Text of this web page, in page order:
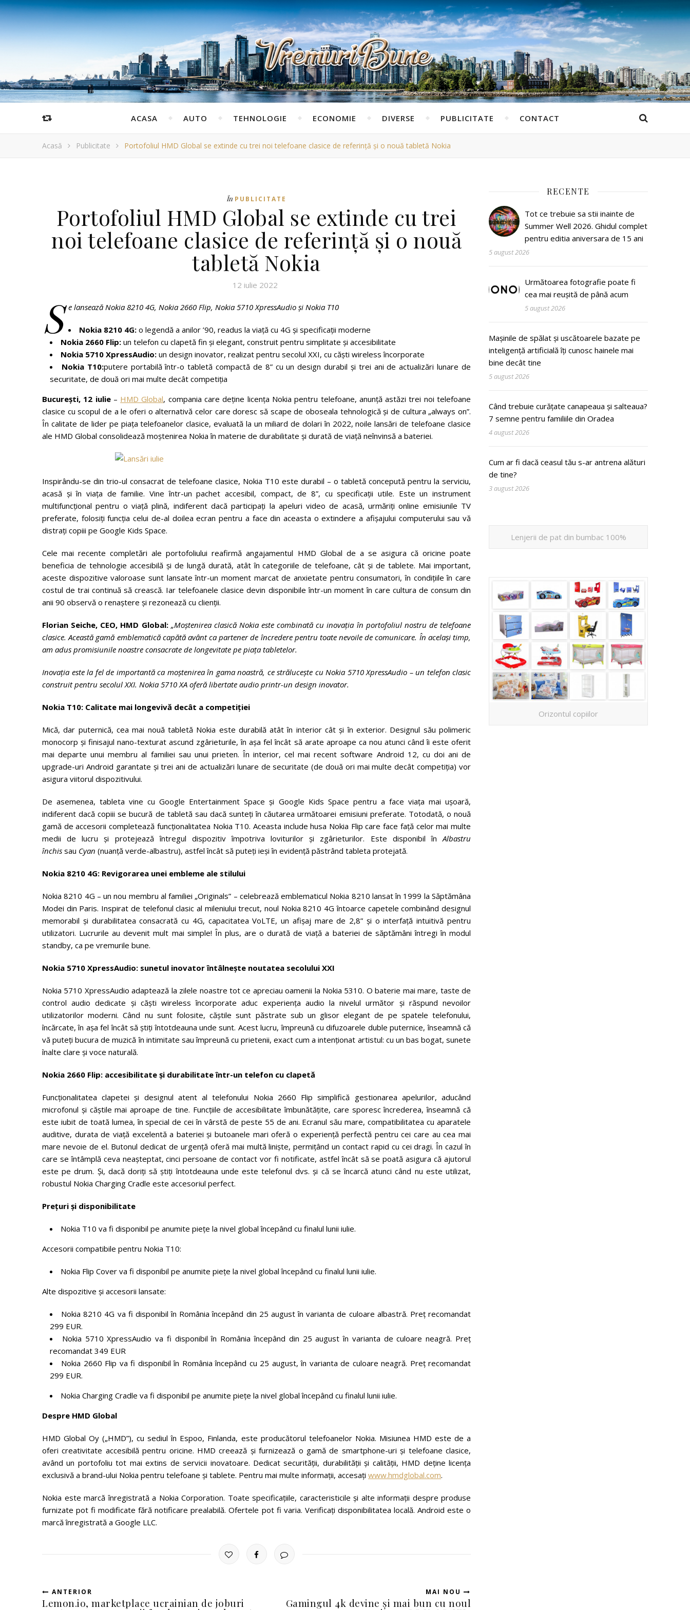
ACASA AUTO TEHNOLOGIE ECONOMIE DIVERSE PUBLICITATE CONTACT
Acasă Publicitate Portofoliul HMD Global se extinde cu trei noi telefoane clasice de referință și o nouă tabletă Nokia
În PUBLICITATE
Portofoliul HMD Global se extinde cu trei
noi telefoane clasice de referință și o nouă
tabletă Nokia
12 iulie 2022
S e lansează Nokia 8210 4G, Nokia 2660 Flip, Nokia 5710 XpressAudio și Nokia T10
Nokia 8210 4G: o legendă a anilor ’90, readus la viață cu 4G și specificații moderne
Nokia 2660 Flip: un telefon cu clapetă fin și elegant, construit pentru simplitate și accesibilitate
Nokia 5710 XpressAudio: un design inovator, realizat pentru secolul XXI, cu căști wireless încorporate
Nokia T10:putere portabilă într-o tabletă compactă de 8” cu un design durabil și trei ani de actualizări lunare de
securitate, de două ori mai multe decât competiția
București, 12 iulie– HMD Global, compania care deține licența Nokia pentru telefoane, anunță astăzi trei noi telefoane
clasice cu scopul de a le oferi o alternativă celor care doresc să scape de oboseala tehnologică și de cultura „always on”.
În calitate de lider pe piața telefoanelor clasice, evaluată la un miliard de dolari în 2022, noile lansări de telefoane clasice
ale HMD Global consolidează moștenirea Nokia în materie de durabilitate și durată de viață neînvinsă a bateriei.
Inspirându-se din trio-ul consacrat de telefoane clasice, Nokia T10 este durabil – o tabletă concepută pentru la serviciu,
acasă și în viața de familie. Vine într-un pachet accesibil, compact, de 8”, cu specificații utile. Este un instrument
multifuncțional pentru o viață plină, indiferent dacă participați la apeluri video de acasă, urmăriți online emisiunile TV
preferate, folosiți funcția celui de-al doilea ecran pentru a face din aceasta o extindere a afișajului computerului sau vă
distrați copiii pe Google Kids Space.
Cele mai recente completări ale portofoliului reafirmă angajamentul HMD Global de a se asigura că oricine poate
beneficia de tehnologie accesibilă și de lungă durată, atât în categoriile de telefoane, cât și de tablete. Mai important,
aceste dispozitive valoroase sunt lansate într-un moment marcat de anxietate pentru consumatori, în condițiile în care
costul de trai continuă să crească. Iar telefoanele clasice devin disponibile într-un moment în care cultura de consum din
anii 90 observă o renaștere și rezonează cu clienții.
Florian Seiche, CEO, HMD Global: „Moștenirea clasică Nokia este combinată cu inovația în portofoliul nostru de telefoane
clasice. Această gamă emblematică capătă avânt ca partener de încredere pentru toate nevoile de comunicare. În același timp,
am adus promisiunile noastre consacrate de longevitate pe piața tabletelor.
Inovația este la fel de importantă ca moștenirea în gama noastră, ce strălucește cu Nokia 5710 XpressAudio – un telefon clasic
construit pentru secolul XXI. Nokia 5710 XA oferă libertate audio printr-un design inovator.
Nokia T10: Calitate mai longevivă decât a competiției
Mică, dar puternică, cea mai nouă tabletă Nokia este durabilă atât în interior cât și în exterior. Designul său polimeric
monocorp și finisajul nano-texturat ascund zgârieturile, în așa fel încât să arate aproape ca nou atunci când îi este oferit
mai departe unui membru al familiei sau unui prieten. În interior, cel mai recent software Android 12, cu doi ani de
upgrade-uri Android garantate și trei ani de actualizări lunare de securitate (de două ori mai multe decât competiția) vor
asigura viitorul dispozitivului.
De asemenea, tableta vine cu Google Entertainment Space și Google Kids Space pentru a face viața mai ușoară,
indiferent dacă copiii se bucură de tabletă sau dacă sunteți în căutarea următoarei emisiuni preferate. Totodată, o nouă
gamă de accesorii completează funcționalitatea Nokia T10. Aceasta include husa Nokia Flip care face față celor mai multe
medii de lucru și protejează întregul dispozitiv împotriva loviturilor și zgârieturilor. Este disponibil înAlbastru
închis sau Cyan (nuanță verde-albastru), astfel încât să puteți ieși în evidență păstrând tableta protejată.
Nokia 8210 4G: Revigorarea unei embleme ale stilului
Nokia 8210 4G – un nou membru al familiei „Originals” – celebrează emblematicul Nokia 8210 lansat în 1999 la Săptămâna
Modei din Paris. Inspirat de telefonul clasic al mileniului trecut, noul Nokia 8210 4G întoarce capetele combinând designul
memorabil și durabilitatea consacrată cu 4G, capacitatea VoLTE, un afișaj mare de 2,8” și o interfață intuitivă pentru
utilizatori. Lucrurile au devenit mult mai simple! În plus, are o durată de viață a bateriei de săptămâni întregi în modul
standby, ca pe vremurile bune.
Nokia 5710 XpressAudio: sunetul inovator întâlnește noutatea secolului XXI
Nokia 5710 XpressAudio adaptează la zilele noastre tot ce apreciau oamenii la Nokia 5310. O baterie mai mare, taste de
control audio dedicate și căști wireless încorporate aduc experiența audio la nivelul următor și răspund nevoilor
utilizatorilor moderni. Când nu sunt folosite, căștile sunt păstrate sub un glisor elegant de pe spatele telefonului,
încărcate, în așa fel încât să știți întotdeauna unde sunt. Acest lucru, împreună cu difuzoarele duble puternice, înseamnă că
vă puteți bucura de muzică în intimitate sau împreună cu prietenii, exact cum a intenționat artistul: cu un bas bogat, sunete
înalte clare și voce naturală.
Nokia 2660 Flip: accesibilitate și durabilitate într-un telefon cu clapetă
Funcționalitatea clapetei și designul atent al telefonului Nokia 2660 Flip simplifică gestionarea apelurilor, aducând
microfonul și căștile mai aproape de tine. Funcțiile de accesibilitate îmbunătățite, care sporesc încrederea, înseamnă că
este iubit de toată lumea, în special de cei în vârstă de peste 55 de ani. Ecranul său mare, compatibilitatea cu aparatele
auditive, durata de viață excelentă a bateriei și butoanele mari oferă o experiență perfectă pentru cei care au cea mai
mare nevoie de el. Butonul dedicat de urgență oferă mai multă liniște, permițând un contact rapid cu cei dragi. În cazul în
care se întâmplă ceva neașteptat, cinci persoane de contact vor fi notificate, astfel încât să se poată asigura că ajutorul
este pe drum. Și, dacă doriți să știți întotdeauna unde este telefonul dvs. și că se încarcă atunci când nu este utilizat,
robustul Nokia Charging Cradle este accesoriul perfect.
Prețuri și disponibilitate
Nokia T10 va fi disponibil pe anumite piețe la nivel global începând cu finalul lunii iulie.
Accesorii compatibile pentru Nokia T10:
Nokia Flip Cover va fi disponibil pe anumite piețe la nivel global începând cu finalul lunii iulie.
Alte dispozitive și accesorii lansate:
Nokia 8210 4G va fi disponibil în România începând din 25 august în varianta de culoare albastră. Preț recomandat
299 EUR.
Nokia 5710 XpressAudio va fi disponibil în România începând din 25 august în varianta de culoare neagră. Preț
recomandat 349 EUR
Nokia 2660 Flip va fi disponibil în România începând cu 25 august, în varianta de culoare neagră. Preț recomandat
299 EUR.
Nokia Charging Cradle va fi disponibil pe anumite piețe la nivel global începând cu finalul lunii iulie.
Despre HMD Global
HMD Global Oy („HMD”), cu sediul în Espoo, Finlanda, este producătorul telefoanelor Nokia. Misiunea HMD este de a
oferi creativitate accesibilă pentru oricine. HMD creează și furnizează o gamă de smartphone-uri și telefoane clasice,
având un portofoliu tot mai extins de servicii inovatoare. Dedicat securității, durabilității și calității, HMD deține licența
exclusivă a brand-ului Nokia pentru telefoane și tablete. Pentru mai multe informații, accesați www.hmdglobal.com.
Nokia este marcă înregistrată a Nokia Corporation. Toate specificațiile, caracteristicile și alte informații despre produse
furnizate pot fi modificate fără notificare prealabilă. Ofertele pot fi varia. Verificați disponibilitatea locală. Android este o
marcă înregistrată a Google LLC.
ANTERIOR
Lemon.io, marketplace ucrainian de joburi
MAI NOU
Gamingul 4k devine și mai bun cu noul
RECENTE
Tot ce trebuie sa stii inainte de
Summer Well 2026. Ghidul complet
pentru editia aniversara de 15 ani
5 august 2026
Următoarea fotografie poate fi
cea mai reușită de până acum
5 august 2026
Mașinile de spălat și uscătoarele bazate pe
inteligență artificială îți cunosc hainele mai
bine decât tine
5 august 2026
Când trebuie curățate canapeaua și salteaua?
7 semne pentru familiile din Oradea
4 august 2026
Cum ar fi dacă ceasul tău s-ar antrena alături
de tine?
3 august 2026
Lenjerii de pat din bumbac 100%
Orizontul copiilor